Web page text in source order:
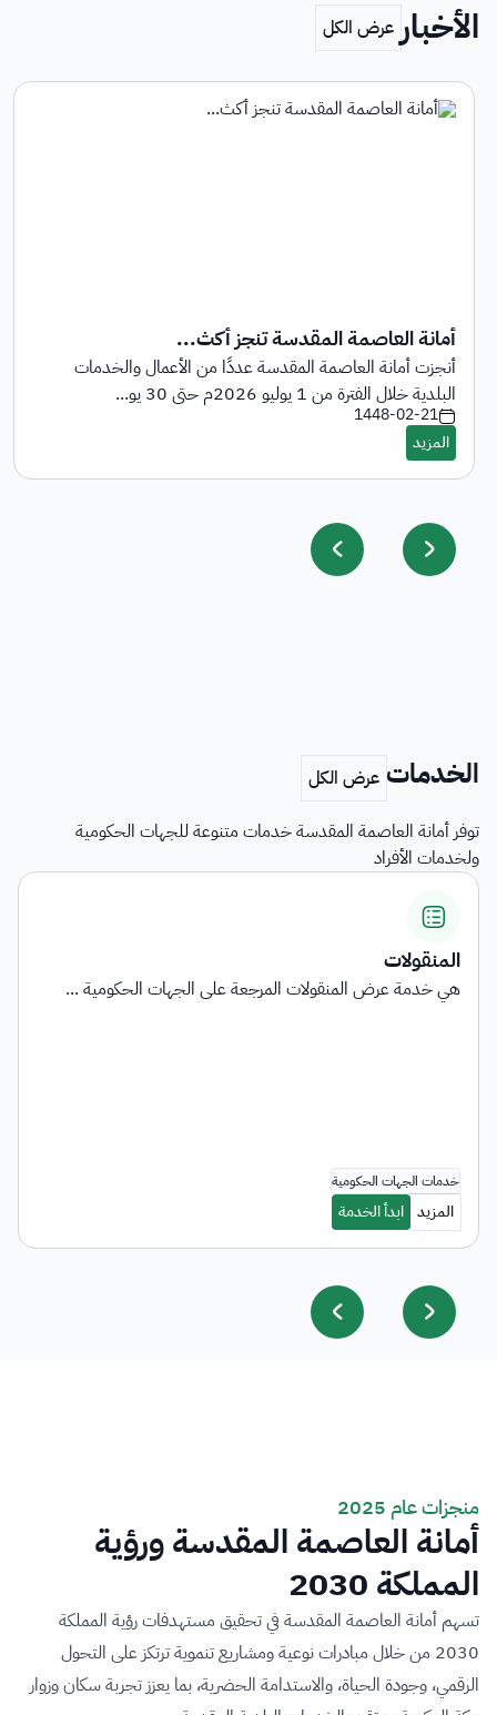
الأخبار
أمانة العاصمة المقدسة تنجز أكث...
أنجزت أمانة العاصمة المقدسة عددًا من الأعمال والخدمات
البلدية خلال الفترة من 1 يوليو 2026م حتى 30 يو...
1448-02-21
الخدمات
توفر أمانة العاصمة المقدسة خدمات متنوعة للجهات الحكومية
ولخدمات الأفراد
المنقولات
هي خدمة عرض المنقولات المرجعة على الجهات الحكومية ...
منجزات عام 2025
أمانة العاصمة المقدسة ورؤية
المملكة 2030
تسهم أمانة العاصمة المقدسة في تحقيق مستهدفات رؤية المملكة
2030 من خلال مبادرات نوعية ومشاريع تنموية ترتكز على التحول
الرقمي، وجودة الحياة، والاستدامة الحضرية، بما يعزز تجربة سكان وزوار